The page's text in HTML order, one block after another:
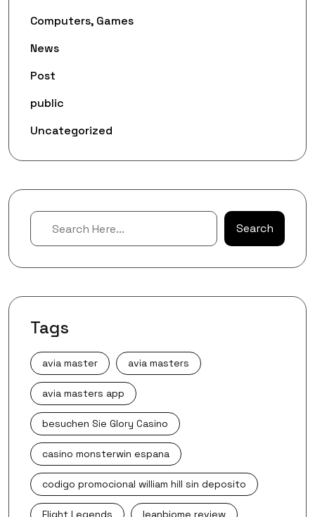
Computers, Games
News
Post
public
Uncategorized
Search
Search
Tags
avia master avia masters
avia masters app
besuchen Sie Glory Casino
casino monsterwin espana
codigo promocional william hill sin deposito
Flight Legends leanbiome review